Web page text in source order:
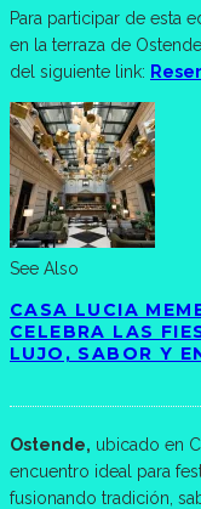
Para participar de esta
en la terraza de
del siguiente link:
See Also
CASA LUCIA
CELEBRA LAS
LUJO, SABOR Y
Ostende, ubicado en
encuentro ideal para
fusionando tradición,